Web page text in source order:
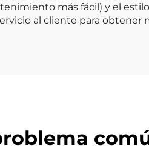
más fácil) y el
al cliente para obtener